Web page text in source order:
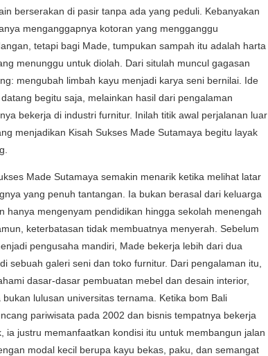
berserakan di pasir tanpa ada yang peduli. Kebanyakan
menganggapnya kotoran yang mengganggu
tetapi bagi Made, tumpukan sampah itu adalah harta
menunggu untuk diolah. Dari situlah muncul gagasan
mengubah limbah kayu menjadi karya seni bernilai. Ide
begitu saja, melainkan hasil dari pengalaman
bekerja di industri furnitur. Inilah titik awal perjalanan luar
menjadikan Kisah Sukses Made Sutamaya begitu layak
Made Sutamaya semakin menarik ketika melihat latar
yang penuh tantangan. Ia bukan berasal dari keluarga
hanya mengenyam pendidikan hingga sekolah menengah
keterbatasan tidak membuatnya menyerah. Sebelum
pengusaha mandiri, Made bekerja lebih dari dua
sebuah galeri seni dan toko furnitur. Dari pengalaman itu,
dasar-dasar pembuatan mebel dan desain interior,
bukan lulusan universitas ternama. Ketika bom Bali
pariwisata pada 2002 dan bisnis tempatnya bekerja
ia justru memanfaatkan kondisi itu untuk membangun jalan
modal kecil berupa kayu bekas, paku, dan semangat